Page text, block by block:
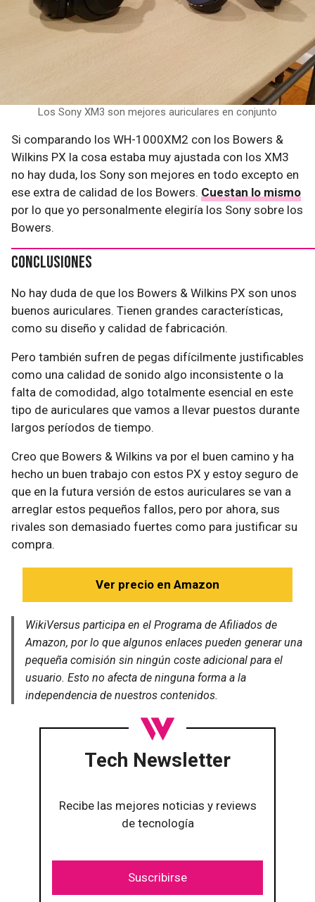
Los Sony XM3 son mejores auriculares en conjunto
Si comparando los WH-1000XM2 con los Bowers &
Wilkins PX la cosa estaba muy ajustada con los XM3
no hay duda, los Sony son mejores en todo excepto en
ese extra de calidad de los Bowers. Cuestan lo mismo
por lo que yo personalmente elegiría los Sony sobre los
Bowers.
Conclusiones
No hay duda de que los Bowers & Wilkins PX son unos
buenos auriculares. Tienen grandes características,
como su diseño y calidad de fabricación.
Pero también sufren de pegas difícilmente justificables
como una calidad de sonido algo inconsistente o la
falta de comodidad, algo totalmente esencial en este
tipo de auriculares que vamos a llevar puestos durante
largos períodos de tiempo.
Creo que Bowers & Wilkins va por el buen camino y ha
hecho un buen trabajo con estos PX y estoy seguro de
que en la futura versión de estos auriculares se van a
arreglar estos pequeños fallos, pero por ahora, sus
rivales son demasiado fuertes como para justificar su
compra.
Ver precio en Amazon
WikiVersus participa en el Programa de Afiliados de
Amazon, por lo que algunos enlaces pueden generar una
pequeña comisión sin ningún coste adicional para el
usuario. Esto no afecta de ninguna forma a la
independencia de nuestros contenidos.
Tech Newsletter
Recibe las mejores noticias y reviews
de tecnología
Suscribirse